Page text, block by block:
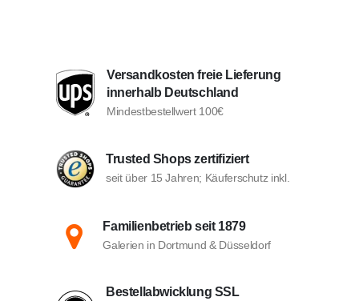
Versandkosten freie Lieferung
innerhalb Deutschland
Mindestbestellwert 100€
Trusted Shops zertifiziert
seit über 15 Jahren; Käuferschutz inkl.
Familienbetrieb seit 1879
Galerien in Dortmund & Düsseldorf
Bestellabwicklung SSL